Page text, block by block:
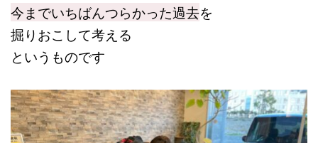
今までいちばんつらかった過去を
掘りおこして考える
というものです